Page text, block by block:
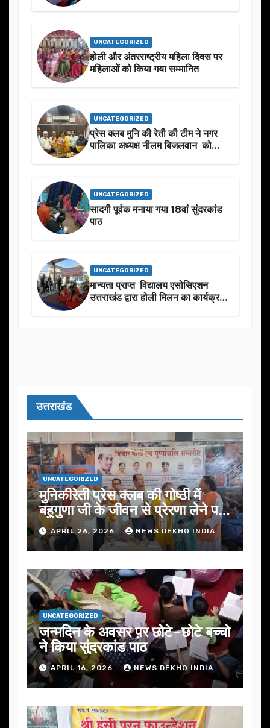
UNCATEGORIZED
होली और अंतरराष्ट्रीय महिला दिवस पर
महिलाओं को किया गया सम्मानित
UNCATEGORIZED
प्रेस क्लब मुनि की रेती की टीम ने नगर
पालिका अध्यक्ष नीलम बिजलवान को
UNCATEGORIZED
सादगी पूर्वक मनाया गया 18वां सुंदरकांड
पाठ
UNCATEGORIZED
मान्यता प्राप्त विद्यालय एसोसिएशन
उत्तराखंड द्वारा होली मिलन का कार्यक्रम
उत्तराखंड
UNCATEGORIZED
मुनिकीरेती प्रेस क्लब की गोष्ठी में
बहुगुणा जी के जीवन से प्रेरणा लेने पर
जोरAPRIL 26, 2026 NEWS DEKHO INDIA
UNCATEGORIZED
जन्मदिन के अवसर प़र छोटे-छोटे बच्चो
ने किया सुंदरकांड पाठ
APRIL 16, 2026 NEWS DEKHO INDIA